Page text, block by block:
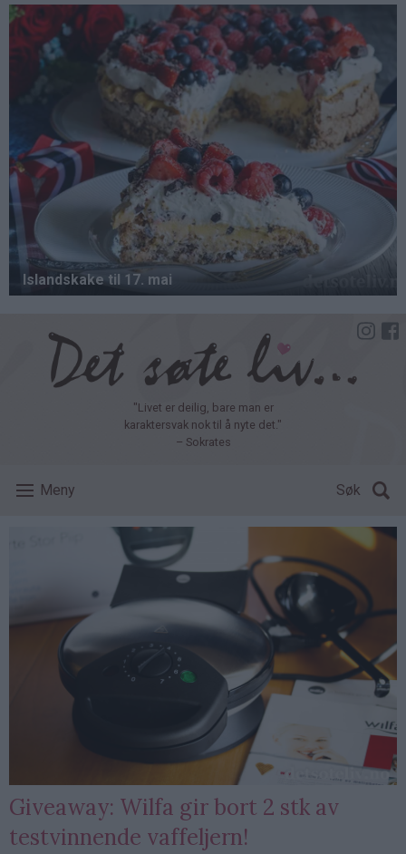
Hopp
hovedinnhold
"Livet er deilig, bare man er
karaktersvak nok til å nyte det."
– Sokrates
Meny Søk
Giveaway: Wilfa gir bort 2 stk av
testvinnende vaffeljern!